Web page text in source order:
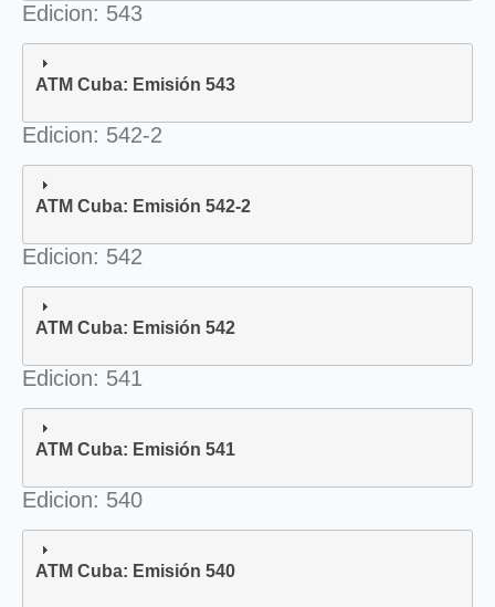
Edicion: 543
ATM Cuba: Emisión 543
Edicion: 542-2
ATM Cuba: Emisión 542-2
Edicion: 542
ATM Cuba: Emisión 542
Edicion: 541
ATM Cuba: Emisión 541
Edicion: 540
ATM Cuba: Emisión 540